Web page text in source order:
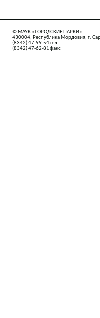
© МАУК «ГОРОДСКИЕ ПАРКИ»
430004, Республика Мордовия, г.
(8342) 47-99-54 тел.
(8342) 47-62-81 факс